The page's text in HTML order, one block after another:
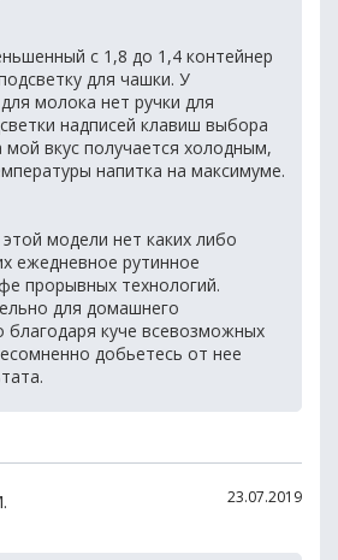
с 1,8 до 1,4 контейнер
для чашки. У
молока нет ручки для
надписей клавиш выбора
вкус получается холодным,
напитка на максимуме.
модели нет каких либо
ежедневное рутинное
прорывных технологий.
для домашнего
благодаря куче всевозможных
добьетесь от нее
23.07.2019